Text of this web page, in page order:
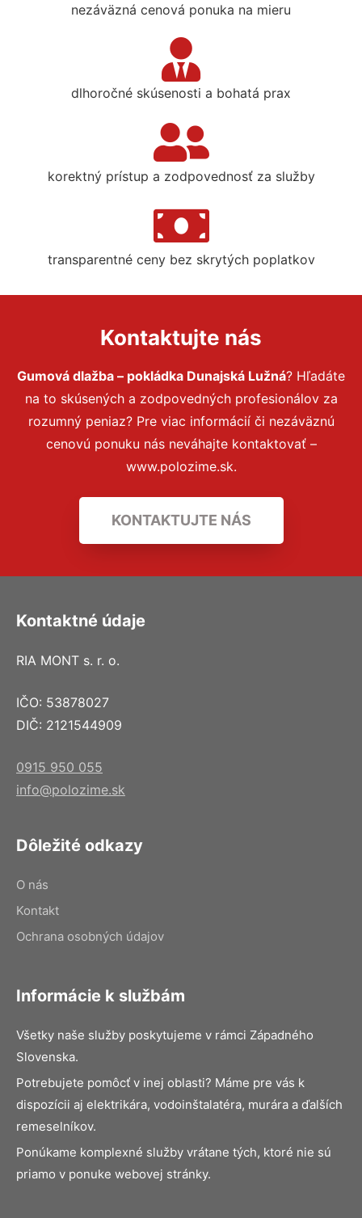
nezáväzná cenová ponuka na mieru
dlhoročné skúsenosti a bohatá prax
korektný prístup a zodpovednosť za služby
transparentné ceny bez skrytých poplatkov
Kontaktujte nás
Gumová dlažba – pokládka Dunajská Lužná? Hľadáte
na to skúsených a zodpovedných profesionálov za
rozumný peniaz? Pre viac informácií či nezáväznú
cenovú ponuku nás neváhajte kontaktovať –
www.polozime.sk.
KONTAKTUJTE NÁS
Kontaktné údaje
RIA MONT s. r. o.
IČO: 53878027
DIČ: 2121544909
0915 950 055
info@polozime.sk
Dôležité odkazy
O nás
Kontakt
Ochrana osobných údajov
Informácie k službám
Všetky naše služby poskytujeme v rámci Západného
Slovenska.
Potrebujete pomôcť v inej oblasti? Máme pre vás k
dispozícii aj elektrikára, vodoinštalatéra, murára a ďalších
remeselníkov.
Ponúkame komplexné služby vrátane tých, ktoré nie sú
priamo v ponuke webovej stránky.